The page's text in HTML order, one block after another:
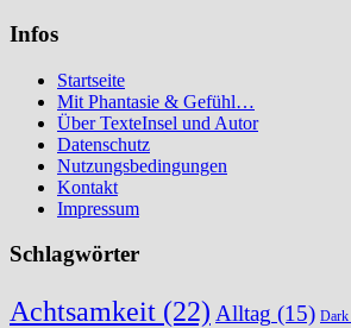
Infos
Startseite
Mit Phantasie & Gefühl…
Über TexteInsel und Autor
Datenschutz
Nutzungsbedingungen
Kontakt
Impressum
Schlagwörter
Achtsamkeit (22) Alltag (15) Dark